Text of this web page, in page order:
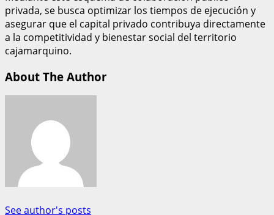
privada, se busca optimizar los tiempos de ejecución y
asegurar que el capital privado contribuya directamente
a la competitividad y bienestar social del territorio
cajamarquino.
About The Author
See author's posts